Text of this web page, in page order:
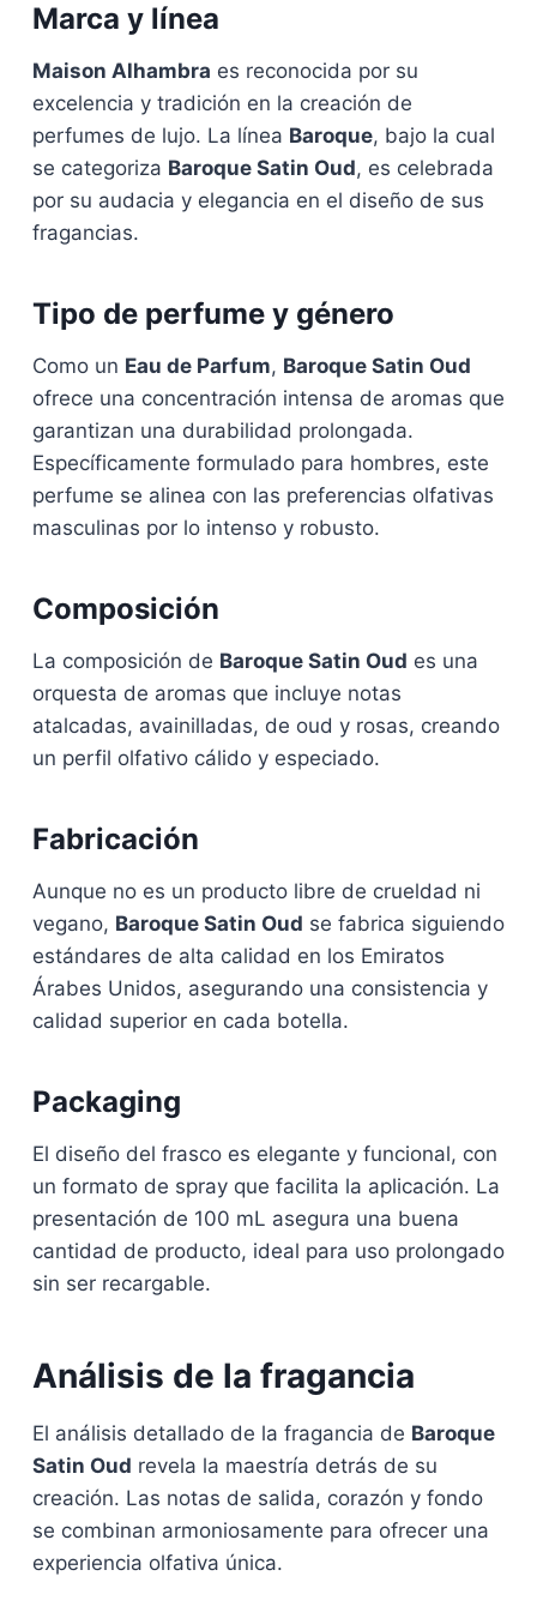
Marca y línea
Maison Alhambra es reconocida por su
excelencia y tradición en la creación de
perfumes de lujo. La línea Baroque, bajo la cual
se categoriza Baroque Satin Oud, es celebrada
por su audacia y elegancia en el diseño de sus
fragancias.
Tipo de perfume y género
Como un Eau de Parfum, Baroque Satin Oud
ofrece una concentración intensa de aromas que
garantizan una durabilidad prolongada.
Específicamente formulado para hombres, este
perfume se alinea con las preferencias olfativas
masculinas por lo intenso y robusto.
Composición
La composición de Baroque Satin Oud es una
orquesta de aromas que incluye notas
atalcadas, avainilladas, de oud y rosas, creando
un perfil olfativo cálido y especiado.
Fabricación
Aunque no es un producto libre de crueldad ni
vegano, Baroque Satin Oud se fabrica siguiendo
estándares de alta calidad en los Emiratos
Árabes Unidos, asegurando una consistencia y
calidad superior en cada botella.
Packaging
El diseño del frasco es elegante y funcional, con
un formato de spray que facilita la aplicación. La
presentación de 100 mL asegura una buena
cantidad de producto, ideal para uso prolongado
sin ser recargable.
Análisis de la fragancia
El análisis detallado de la fragancia de Baroque
Satin Oud revela la maestría detrás de su
creación. Las notas de salida, corazón y fondo
se combinan armoniosamente para ofrecer una
experiencia olfativa única.